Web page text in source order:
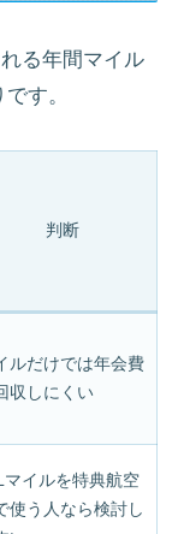
る年間マイル
す。
判断
ルだけでは年会費
収しにくい
マイルを特典航空
使う人なら検討し